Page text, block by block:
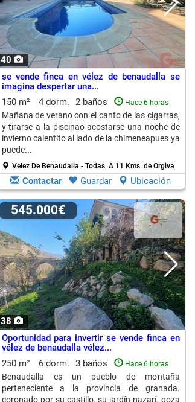
40
se vende finca en vélez de benaudalla se
imagina despertar una...
150 m²
4 dorm. 2 baños Hace 6 horas
Mañana de verano con el canto de las cigarras,
y tirarse a la piscinao acostarse una noche de
invierno calentito al lado de la chimeneapues ya
puede...
Velez De Benaudalla - Todas. A 11 Kms. de Orgiva
Contactar Guardar Ubicación
38
545.000€
Oportunidad para invertir se vende finca en
vélez de benaudalla vélez...
250 m²
6 dorm. 3 baños Hace 6 horas
Benaudalla es un pueblo de montaña
perteneciente a la provincia de granada.
coronado por su castillo, su jardín nazarí, goza